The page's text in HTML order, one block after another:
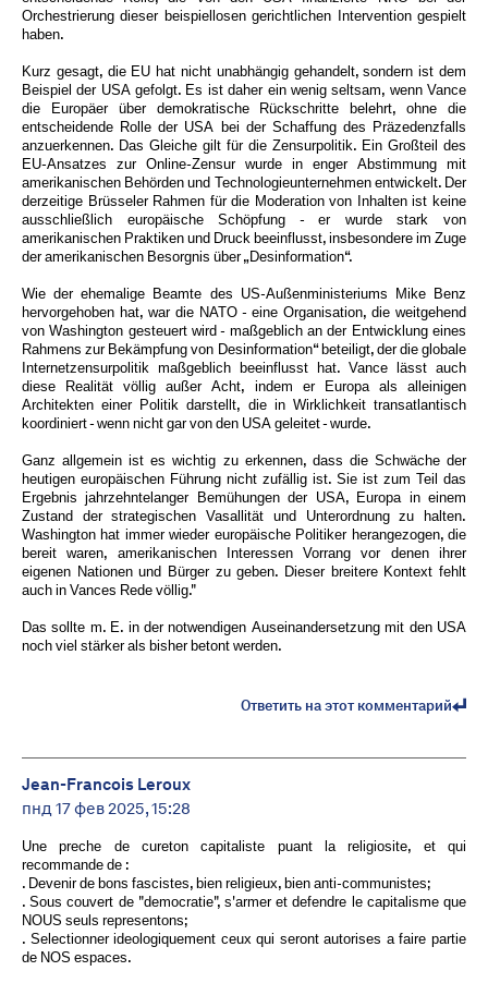
Orchestrierung dieser beispiellosen gerichtlichen Intervention gespielt
haben.
Kurz gesagt, die EU hat nicht unabhängig gehandelt, sondern ist dem
Beispiel der USA gefolgt. Es ist daher ein wenig seltsam, wenn Vance
die Europäer über demokratische Rückschritte belehrt, ohne die
entscheidende Rolle der USA bei der Schaffung des Präzedenzfalls
anzuerkennen. Das Gleiche gilt für die Zensurpolitik. Ein Großteil des
EU-Ansatzes zur Online-Zensur wurde in enger Abstimmung mit
amerikanischen Behörden und Technologieunternehmen entwickelt. Der
derzeitige Brüsseler Rahmen für die Moderation von Inhalten ist keine
ausschließlich europäische Schöpfung - er wurde stark von
amerikanischen Praktiken und Druck beeinflusst, insbesondere im Zuge
der amerikanischen Besorgnis über „Desinformation“.
Wie der ehemalige Beamte des US-Außenministeriums Mike Benz
hervorgehoben hat, war die NATO - eine Organisation, die weitgehend
von Washington gesteuert wird - maßgeblich an der Entwicklung eines
Rahmens zur Bekämpfung von Desinformation“ beteiligt, der die globale
Internetzensurpolitik maßgeblich beeinflusst hat. Vance lässt auch
diese Realität völlig außer Acht, indem er Europa als alleinigen
Architekten einer Politik darstellt, die in Wirklichkeit transatlantisch
koordiniert - wenn nicht gar von den USA geleitet - wurde.
Ganz allgemein ist es wichtig zu erkennen, dass die Schwäche der
heutigen europäischen Führung nicht zufällig ist. Sie ist zum Teil das
Ergebnis jahrzehntelanger Bemühungen der USA, Europa in einem
Zustand der strategischen Vasallität und Unterordnung zu halten.
Washington hat immer wieder europäische Politiker herangezogen, die
bereit waren, amerikanischen Interessen Vorrang vor denen ihrer
eigenen Nationen und Bürger zu geben. Dieser breitere Kontext fehlt
auch in Vances Rede völlig."
Das sollte m. E. in der notwendigen Auseinandersetzung mit den USA
noch viel stärker als bisher betont werden.
Ответить на этот комментарий
Jean-Francois Leroux
пнд 17 фев 2025, 15:28
Une preche de cureton capitaliste puant la religiosite, et qui
recommande de :
. Devenir de bons fascistes, bien religieux, bien anti-communistes;
. Sous couvert de "democratie", s'armer et defendre le capitalisme que
NOUS seuls representons;
. Selectionner ideologiquement ceux qui seront autorises a faire partie
de NOS espaces.